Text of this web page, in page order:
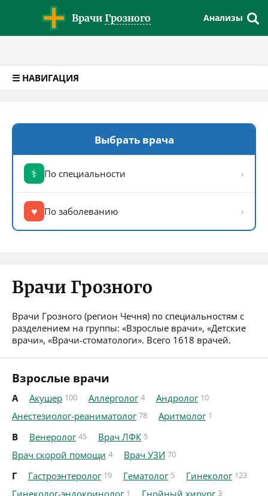
Врачи Грозного Анализы
☰ НАВИГАЦИЯ
Выбрать врача
⚕ По специальности ›
♥ По заболеванию ›
Врачи Грозного
Врачи Грозного (регион Чечня) по специальностям с
разделением на группы: «Взрослые врачи», «Детские
врачи», «Врачи-стоматологи». Всего 1618 врачей.
Взрослые врачи
А Акушер 100 Аллерголог 4 Андролог 10
Анестезиолог-реаниматолог 78 Аритмолог 1
В Венеролог 45 Врач ЛФК 5
Врач скорой помощи 4 Врач УЗИ 70
Г Гастроэнтеролог 19 Гематолог 5 Гинеколог 123
Гинеколог-эндокринолог 1 Гнойный хирург 3